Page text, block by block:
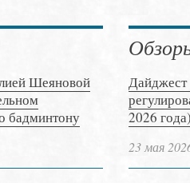
Шеяновой
бадминтону
Дайджест
2026
23 мая